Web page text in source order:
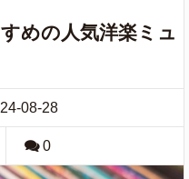
めの人気洋楽ミュ
08-28
0